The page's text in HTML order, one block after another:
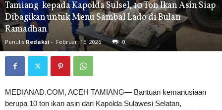
Tamiang kepada Kapolda Sulsel, 10 Ton Ikan Asin Siap
Dibagikan untuk Menu Sambal Lado di Bulan
Ramadhan
Penulis Redaksi - Februari 16, 2026 0
MEDIANAD.COM, ACEH TAMIANG— Bantuan kemanusiaan
berupa 10 ton ikan asin dari Kapolda Sulawesi Selatan,